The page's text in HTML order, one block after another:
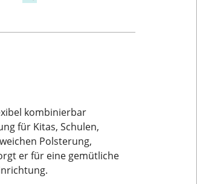
kombinierbar
für Kitas, Schulen,
Polsterung,
er für eine gemütliche